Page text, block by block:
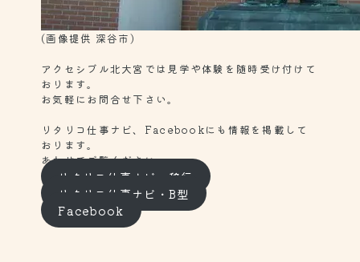
(画像提供 深谷市)
アクセシブル北大宮では見学や体験を随時受け付けて
おります。
お気軽にお問合せ下さい。
リタリコ仕事ナビ、Facebookにも情報を掲載して
おります。
あわせてご覧ください。
リタリコ仕事ナビ・移行
リタリコ仕事ナビ・B型
Facebook